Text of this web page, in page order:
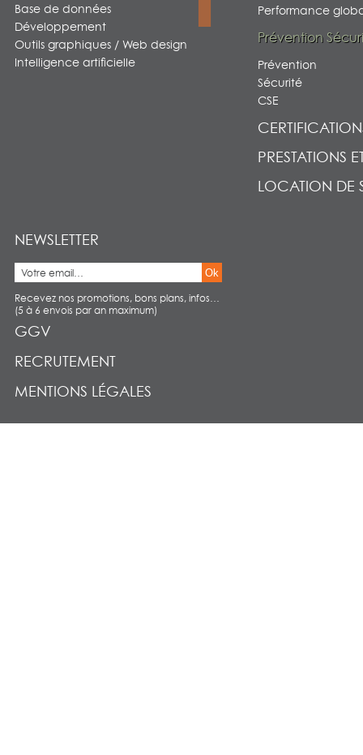
Base de données
Développement
Outils graphiques / Web design
Intelligence artificielle
Performance
Prévention
Prévention
Sécurité
CSE
PRESTATIONS
LOCATION DE
NEWSLETTER
Ok
Recevez nos promotions, bons plans, infos…
(5 à 6 envois par an maximum)
RECRUTEMENT
MENTIONS LÉGALES
GGV